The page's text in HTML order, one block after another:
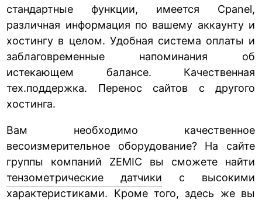
стандартные функции, имеется Cpanel,
различная информация по вашему аккаунту и
хостингу в целом. Удобная система оплаты и
заблаговременные напоминания об
истекающем балансе. Качественная
тех.поддержка. Перенос сайтов с другого
хостинга.
Вам необходимо качественное
весоизмерительное оборудование? На сайте
группы компаний ZEMIC вы сможете найти
тензометрические датчики с высокими
характеристиками. Кроме того, здесь же вы